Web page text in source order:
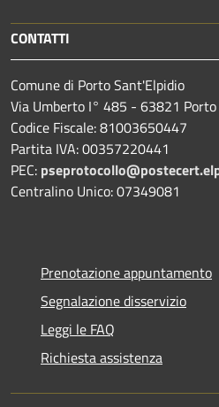
CONTATTI
Comune di Porto Sant'Elpidio
Via Umberto I° 485 - 63821 Porto
Codice Fiscale: 81003650447
Partita IVA: 00357220441
PEC:
Centralino Unico: 07349081
Prenotazione appuntamento
Segnalazione disservizio
Leggi le FAQ
Richiesta assistenza